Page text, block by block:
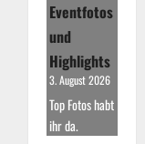
Eventfotos
und
Highlights
3. August 2026
Top Fotos habt
ihr da.